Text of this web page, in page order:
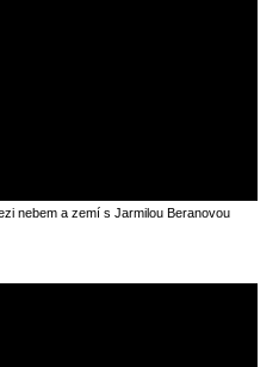
nebem a zemí s Jarmilou Beranovou